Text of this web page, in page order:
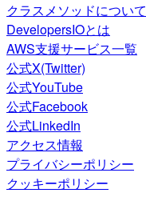
クラスメソッドについて
DevelopersIOとは
AWS支援サービス一覧
公式X(Twitter)
公式YouTube
公式Facebook
公式LinkedIn
アクセス情報
プライバシーポリシー
クッキーポリシー